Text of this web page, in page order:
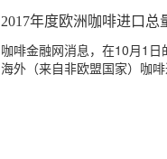
2017年度欧洲咖啡进口
咖啡金融网消息，在10月1
海外（来自非欧盟国家）咖啡